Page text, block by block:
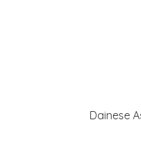
Dainese